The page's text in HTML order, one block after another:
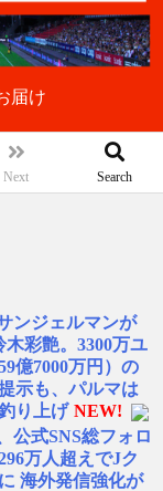
届け
Next Search
ンジェルマンが
木彩艶。3300万ユ
億7000万円）の
示も、パルマは
り上げ NEW!
公式SNS総フォロ
万人超えでJク
海外発信強化が